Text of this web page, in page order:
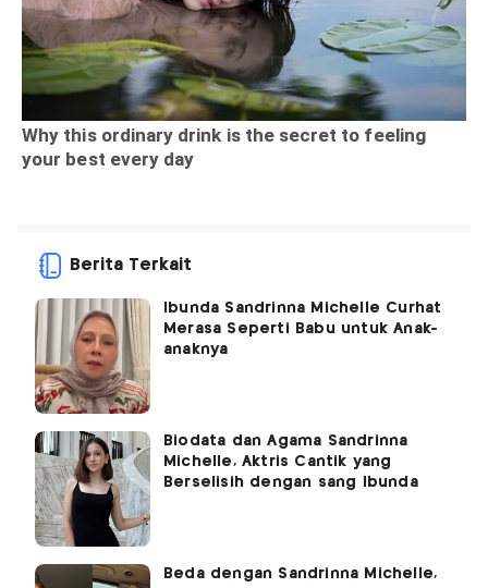
Berita Terkait
Ibunda Sandrinna Michelle Curhat
Merasa Seperti Babu untuk Anak-
anaknya
Biodata dan Agama Sandrinna
Michelle, Aktris Cantik yang
Berselisih dengan sang Ibunda
Beda dengan Sandrinna Michelle,